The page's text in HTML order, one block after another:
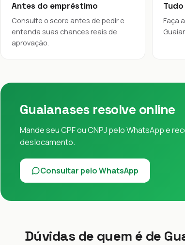
Antes do empréstimo
Consulte o score antes de pedir e
entenda suas chances reais de
aprovação.
Faça
Guaianases resolve online
Mande seu CPF ou CNPJ pelo WhatsApp e
deslocamento.
Consultar pelo WhatsApp
Dúvidas de quem é de